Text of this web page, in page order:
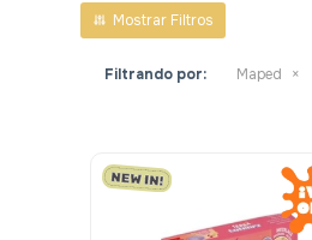
Filtrando por: Maped